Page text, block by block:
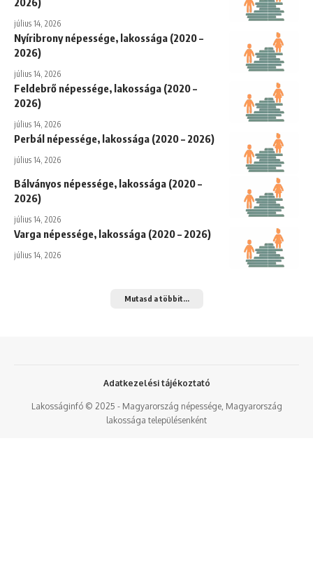
július 14, 2026
Nyíribrony népessége, lakossága (2020 –
2026)
július 14, 2026
Feldebrő népessége, lakossága (2020 –
2026)
július 14, 2026
Perbál népessége, lakossága (2020 – 2026)
július 14, 2026
Bálványos népessége, lakossága (2020 –
2026)
július 14, 2026
Varga népessége, lakossága (2020 – 2026)
július 14, 2026
Mutasd a többit...
Lakosságinfó © 2025 - Magyarország népessége, Magyarország
lakossága településenként
Adatkezelési tájékoztató